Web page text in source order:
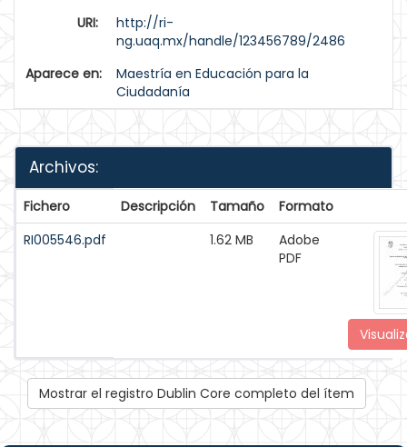
URI:
http://ri-
ng.uaq.mx/handle/123456789/2486
Aparece en:
Maestría en Educación para la
Ciudadanía
Archivos:
Fichero Descripción Tamaño
Formato
RI005546.pdf
1.62 MB
Adobe
PDF
Mostrar el registro Dublin Core completo del ítem